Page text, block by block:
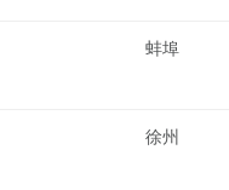
蚌埠
徐州